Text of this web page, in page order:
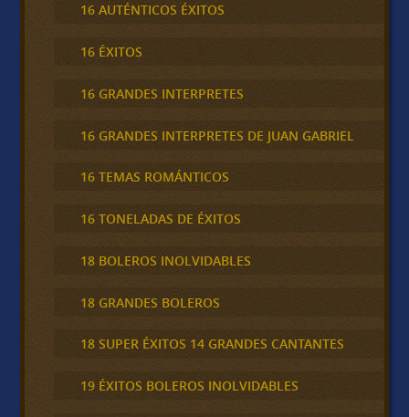
16 AUTÉNTICOS ÉXITOS
16 ÉXITOS
16 GRANDES INTERPRETES
16 GRANDES INTERPRETES DE JUAN GABRIEL
16 TEMAS ROMÁNTICOS
16 TONELADAS DE ÉXITOS
18 BOLEROS INOLVIDABLES
18 GRANDES BOLEROS
18 SUPER ÉXITOS 14 GRANDES CANTANTES
19 ÉXITOS BOLEROS INOLVIDABLES